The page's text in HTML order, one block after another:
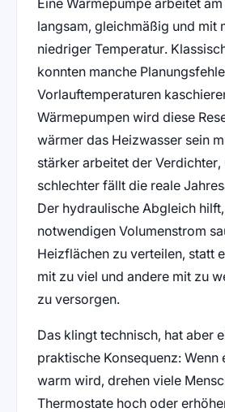
langsam, gleichmäßig und mit
niedriger Temperatur.
konnten manche
Vorlauftemperaturen
Wärmepumpen wird diese
wärmer das Heizwasser sein
stärker arbeitet der Verdichter,
schlechter fällt die reale
Der hydraulische Abgleich
notwendigen Volumenstrom
Heizflächen zu verteilen, statt
mit zu viel und andere mit zu
zu versorgen.
Das klingt technisch, hat aber
praktische Konsequenz: Wenn
warm wird, drehen viele
Thermostate hoch oder